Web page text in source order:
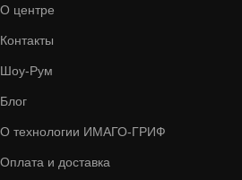
О центре
Контакты
Шоу-Рум
Блог
О технологии ИМАГО-ГРИФ
Оплата и доставка